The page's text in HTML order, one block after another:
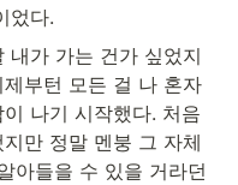
었다.
내가 가는 건가 싶었지
부턴 모든 걸 나 혼자
나기 시작했다. 처음
만 정말 멘붕 그 자체
아들을 수 있을 거라던